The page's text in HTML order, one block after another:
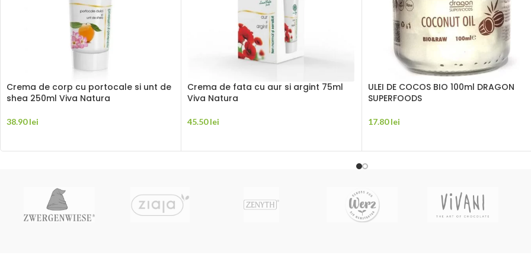
Crema de corp cu portocale si unt de
shea 250ml Viva Natura
38.90lei
Crema de fata cu aur si argint 75ml
Viva Natura
45.50lei
ULEI DE COCOS BIO 100ml DRAGON
SUPERFOODS
17.80lei